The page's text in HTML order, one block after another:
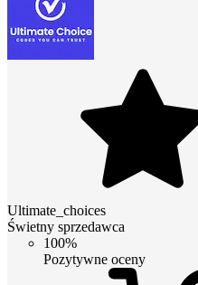
Ultimate_choices
Świetny sprzedawca
100%
Pozytywne oceny